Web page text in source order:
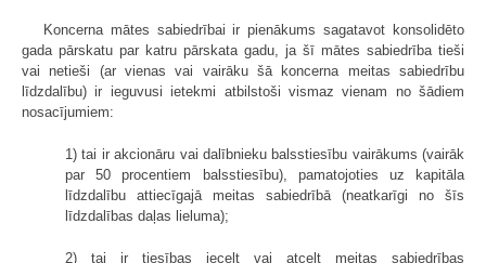
Koncerna mātes sabiedrībai ir pienākums sagatavot konsolidēto
gada pārskatu par katru pārskata gadu, ja šī mātes sabiedrība tieši
vai netieši (ar vienas vai vairāku šā koncerna meitas sabiedrību
līdzdalību) ir ieguvusi ietekmi atbilstoši vismaz vienam no šādiem
nosacījumiem:
1) tai ir akcionāru vai dalībnieku balss­tiesību vairākums (vairāk
par 50 procentiem balsstiesību), pamatojoties uz kapitāla
līdzdalību attiecīgajā meitas sabiedrībā (neatkarīgi no šīs
līdzdalības daļas lieluma);
2) tai ir tiesības iecelt vai atcelt meitas sabiedrības